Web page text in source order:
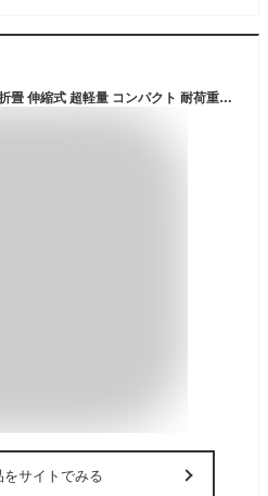
VECELO 折りたたみ椅子 携帯 折畳 伸縮式 超軽量 コンパクト 耐荷重150kg 直径25×高さ7~45cm 携帯便利 一秒開閉でき 高さ調節可能 キャンプ 野外レジャー用 組み立て不要 ピクニック BBQバーベキュー お花見 アウトドアチェア
をサイトでみる